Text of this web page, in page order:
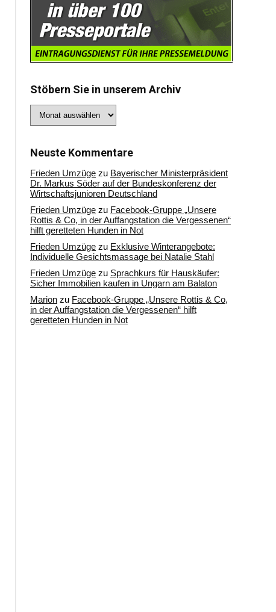
Stöbern Sie in unserem Archiv
Sie
Archiv
Neuste Kommentare
Frieden Umzüge zu Bayerischer Ministerpräsident
Dr. Markus Söder auf der Bundeskonferenz der
Wirtschaftsjunioren Deutschland
Frieden Umzüge zu Facebook-Gruppe „Unsere
Rottis & Co, in der Auffangstation die Vergessenen“
hilft geretteten Hunden in Not
Frieden Umzüge zu Exklusive Winterangebote:
Individuelle Gesichtsmassage bei Natalie Stahl
Frieden Umzüge zu Sprachkurs für Hauskäufer:
Sicher Immobilien kaufen in Ungarn am Balaton
Marion zu Facebook-Gruppe „Unsere Rottis & Co,
in der Auffangstation die Vergessenen“ hilft
geretteten Hunden in Not